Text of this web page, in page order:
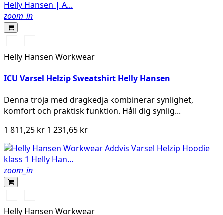
zoom_in
YELLOW/EBONY
ORANGE/EBONY
Helly Hansen Workwear
ICU Varsel Helzip Sweatshirt Helly Hansen
Denna tröja med dragkedja kombinerar synlighet,
komfort och praktisk funktion. Håll dig synlig...
1 811,25 kr 1 231,65 kr
zoom_in
YELLOW/EBONY
ORANGE/EBONY
Helly Hansen Workwear